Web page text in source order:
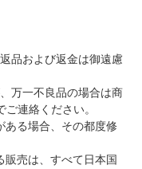
品および返金は御遠慮
万一不良品の場合は商
連絡ください。
ある場合、その都度修
販売は、すべて日本国